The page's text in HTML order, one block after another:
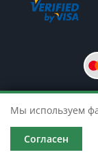
©
Мы используем
Согласен